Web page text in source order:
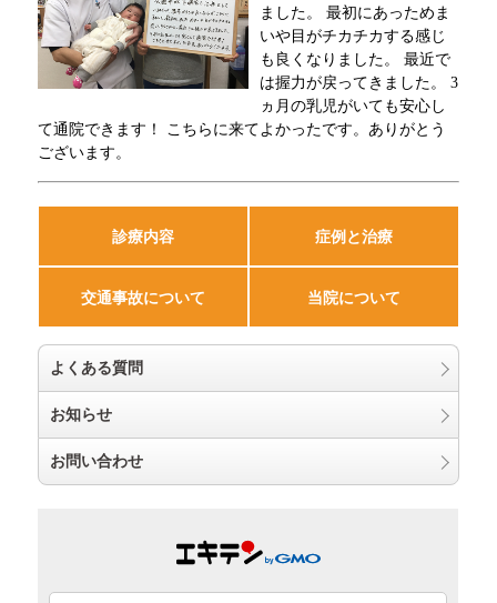
ました。 最初にあっためま
いや目がチカチカする感じ
も良くなりました。 最近で
は握力が戻ってきました。 3
ヵ月の乳児がいても安心し
て通院できます！ こちらに来てよかったです。ありがとう
ございます。
診療内容 症例と治療
交通事故について 当院について
よくある質問
お知らせ
お問い合わせ